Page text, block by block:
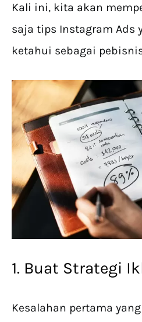
Kali ini, kita akan
saja tips Instagram Ads
ketahui sebagai
1. Buat Strategi
Kesalahan pertama